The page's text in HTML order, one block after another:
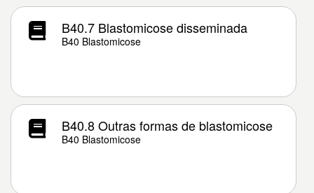
B40.7 Blastomicose disseminada
B40 Blastomicose
B40.8 Outras formas de blastomicose
B40 Blastomicose